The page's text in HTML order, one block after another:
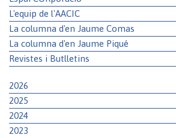
L'equip de l'AACIC
La columna d'en Jaume Comas
La columna d'en Jaume Piqué
Revistes i Butlletins
2026
2025
2024
2023